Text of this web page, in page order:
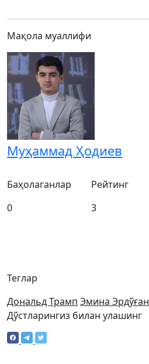
Мақола муаллифи
Муҳаммад Ҳодиев
Теглар
Дональд Трамп Эмина Эрдўған
Баҳолаганлар
0
Рейтинг
3
Дўстларингиз билан улашинг